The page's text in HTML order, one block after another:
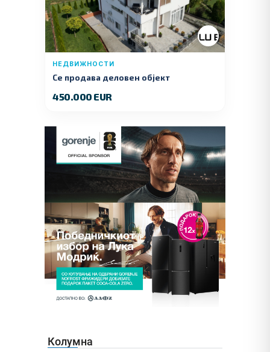
НЕДВИЖНОСТИ
Се продава деловен објект
450.000 EUR
Колумна